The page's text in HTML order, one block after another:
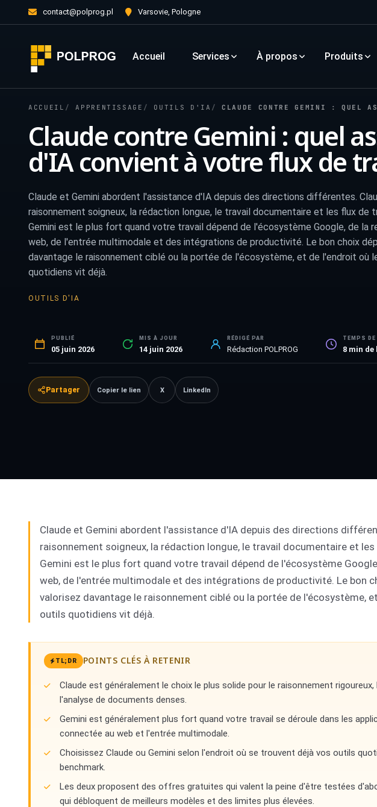
contact@polprog.pl Varsovie, Pologne
Accueil Services À propos Produits
ACCUEIL APPRENTISSAGE OUTILS D'IA CLAUDE CONTRE GEMINI : QUEL ASSISTANT
Claude contre Gemini : quel
d'IA convient à votre flux de
Claude et Gemini abordent l'assistance d'IA depuis des directions différentes.
raisonnement soigneux, la rédaction longue, le travail documentaire et les flux de
Gemini est le plus fort quand votre travail dépend de l'écosystème Google, de la
web, de l'entrée multimodale et des intégrations de productivité. Le bon choix
davantage le raisonnement ciblé ou la portée de l'écosystème, et de l'endroit où
quotidiens vit déjà.
OUTILS D'IA
PUBLIÉ
05 juin 2026
MIS À JOUR
14 juin 2026
RÉDIGÉ PAR
Rédaction POLPROG
TEMPS DE
8 min
Partager Copier le lien X LinkedIn
Claude et Gemini abordent l'assistance d'IA depuis des directions
raisonnement soigneux, la rédaction longue, le travail documentaire et
Gemini est le plus fort quand votre travail dépend de l'écosystème
web, de l'entrée multimodale et des intégrations de productivité. Le bon
valorisez davantage le raisonnement ciblé ou la portée de l'écosystème,
outils quotidiens vit déjà.
TL;DR POINTS CLÉS À RETENIR
Claude est généralement le choix le plus solide pour le raisonnement
l'analyse de documents denses.
Gemini est généralement plus fort quand votre travail se déroule dans les
connectée au web et l'entrée multimodale.
Choisissez Claude ou Gemini selon l'endroit où se trouvent déjà vos outils
benchmark.
Les deux proposent des offres gratuites qui valent la peine d'être testées
qui débloquent de meilleurs modèles et des limites plus élevées.